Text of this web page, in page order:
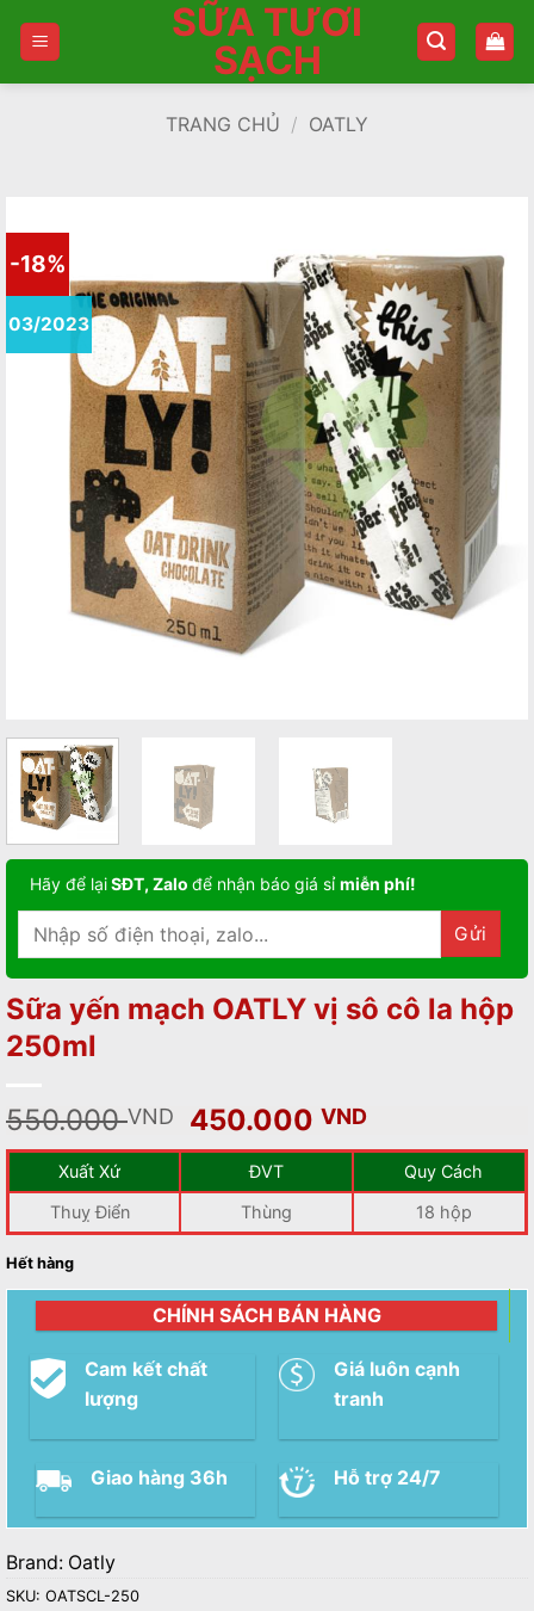
SỮA TƯƠI
SẠCH
TRANG CHỦ / OATLY
-18%
03/2023
Hãy để lạiSĐT, Zalo để nhận báo giá sỉmiễn phí!
Sữa yến mạch OATLY vị sô cô la hộp
250ml
550.000VND
Giá
gốc
550.000 VND.
450.000VNDGiá
hiện
là:
450.000
Xuất Xứ ĐVT
Quy Cách
Thuỵ Điển
Thùng 18 hộp
Hết hàng
CHÍNH SÁCH BÁN HÀNG
Cam kết chất
lượng
Giá luôn cạnh
tranh
Giao hàng 36h Hỗ trợ 24/7
Brand: Oatly
SKU: OATSCL-250